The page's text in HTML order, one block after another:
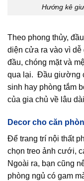
Hướng kê
Theo phong thủy,
diện cửa ra vào vì dễ
đầu, chóng mặt và
qua lại. Đầu giường
sinh hay phòng tắm
của gia chủ về lâu
Decor cho căn
Để trang trí nội thất
chọn treo ảnh cưới,
Ngoài ra, bạn cũng
phòng ngủ có gam